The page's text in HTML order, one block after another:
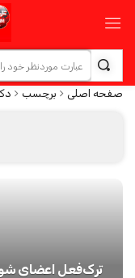
صفحه اصلی برچسب
ترک‌فعل اعضای